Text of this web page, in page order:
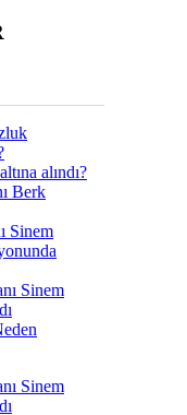
alındı?
Berk
Sinem
Sinem
Sinem